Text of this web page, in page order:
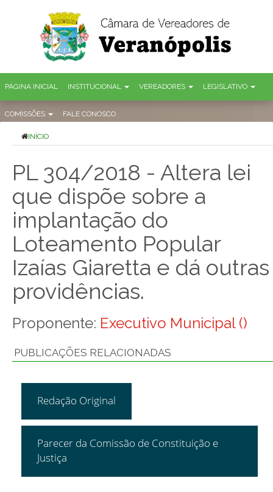
PÁGINA INICIAL INSTITUCIONAL VEREADORES LEGISLATIVO
COMISSÕES FALE CONOSCO
INÍCIO
PL 304/2018 - Altera lei
que dispõe sobre a
implantação do
Loteamento Popular
Izaías Giaretta e dá outras
providências.
Proponente: Executivo Municipal ()
PUBLICAÇÕES RELACIONADAS
Redação Original
Parecer da Comissão de Constituição e
Justiça